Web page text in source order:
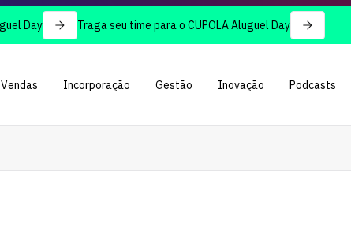
Traga seu time para o CUPOLA Aluguel Day
Vendas Incorporação Gestão Inovação Podcasts